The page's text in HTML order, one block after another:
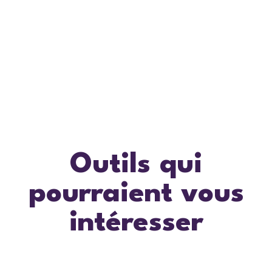
Outils qui
pourraient vous
intéresser